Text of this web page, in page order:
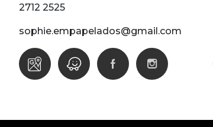
2712 2525
sophie.empapelados@gmail.com